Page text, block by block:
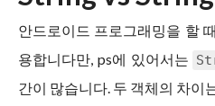
안드로이드 프로그래밍을 할
용합니다만, ps에 있어서는
간이 많습니다. 두 객체의 차이